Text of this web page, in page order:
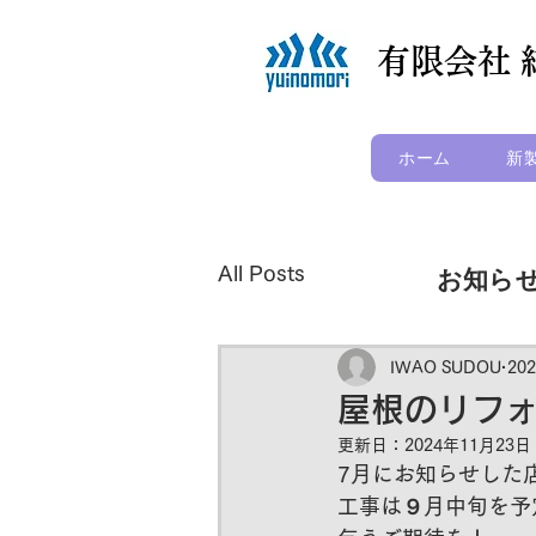
有限会社
ホーム 新
All Posts
屋根のリフ
IWAO SUDOU
更新日： 2024年11月23日
7月にお知らせした
工事は９月中旬を
お知ら